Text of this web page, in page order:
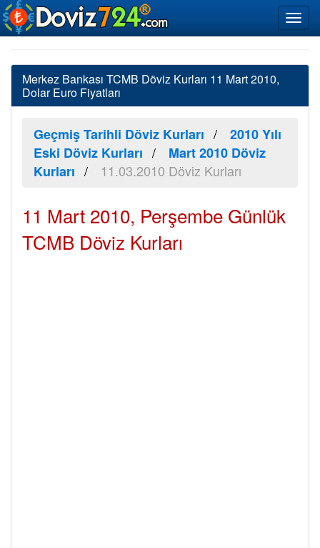
Merkez Bankası TCMB Döviz Kurları 11 Mart 2010,
Dolar Euro Fiyatları
Geçmiş Tarihli Döviz Kurları
2010 Yılı
Eski Döviz Kurları
Mart 2010 Döviz
Kurları
11.03.2010 Döviz Kurları
11 Mart 2010, Perşembe Günlük
TCMB Döviz Kurları